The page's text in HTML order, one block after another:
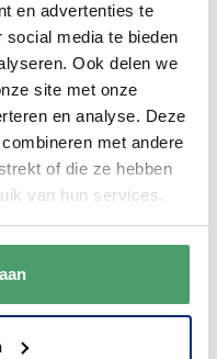
en advertenties te
media te bieden
Ook delen we
site met onze
en analyse. Deze
met andere
of die ze hebben
van hun services.
karton en
jouw bestelling
verzonden.
van Onze